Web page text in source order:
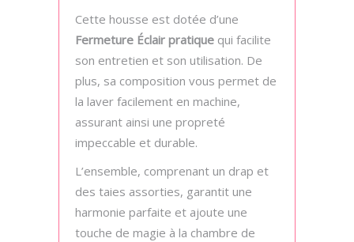
Cette housse est dotée d’une
Fermeture Éclair pratique qui facilite
son entretien et son utilisation. De
plus, sa composition vous permet de
la laver facilement en machine,
assurant ainsi une propreté
impeccable et durable.
L’ensemble, comprenant un drap et
des taies assorties, garantit une
harmonie parfaite et ajoute une
touche de magie à la chambre de